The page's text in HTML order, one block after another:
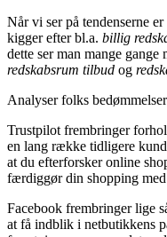
Når vi ser på tendenserne
kigger efter bl.a. billig
dette ser man mange gange
redskabsrum tilbud og
Analyser folks bedømmelser
Trustpilot frembringer
en lang række tidligere
at du efterforsker online
færdiggør din shopping
Facebook frembringer lige
at få indblik i netbutikkens